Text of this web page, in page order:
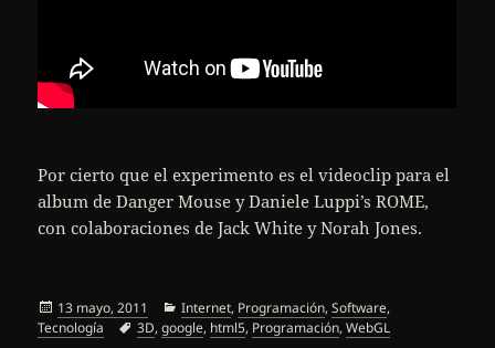
Por cierto que el experimento es el videoclip para el
album de Danger Mouse y Daniele Luppi’s ROME,
con colaboraciones de Jack White y Norah Jones.
Publicado
el
13 mayo, 2011 Categorías
Internet, Programación,Software,
Tecnología
Etiquetas
3D,google, html5, Programación,WebGL